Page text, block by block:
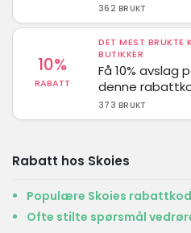
362 BRUKT
10%
RABATT
DET MEST BRUKTE
BUTIKKER
Få 10% avslag
denne
373 BRUKT
Rabatt hos Skoies
Populære Skoies
Ofte stilte spørsmål